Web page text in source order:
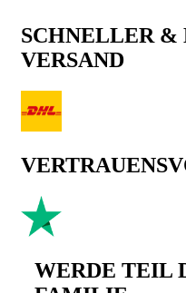
SCHNELLER
VERSAND
WERDE TEIL